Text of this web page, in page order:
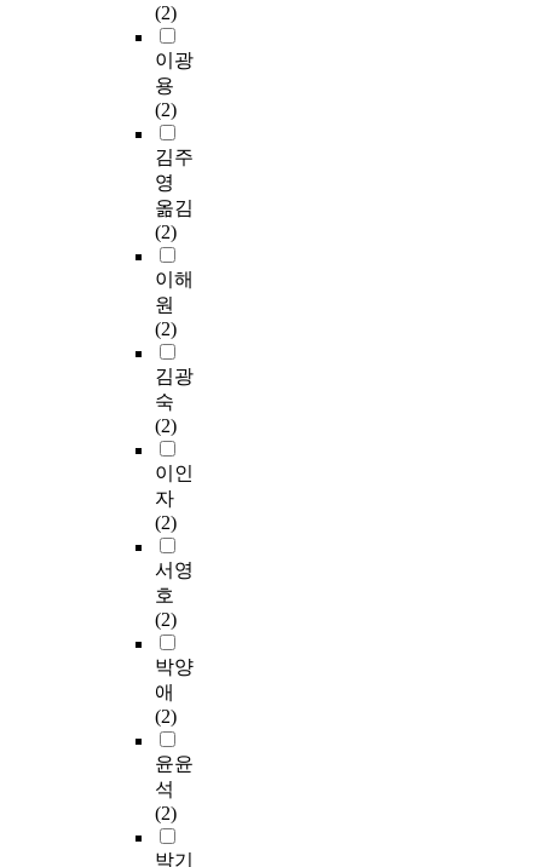
(2)
이광
용
(2)
김주
영
옮김
(2)
이해
원
(2)
김광
숙
(2)
이인
자
(2)
서영
호
(2)
박양
애
(2)
윤윤
석
(2)
박기